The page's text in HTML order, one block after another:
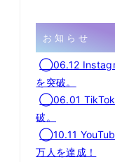
お知らせ
◯06.12
を突破。
◯06.01 TikTok
破。
◯10.11
万人を達成！